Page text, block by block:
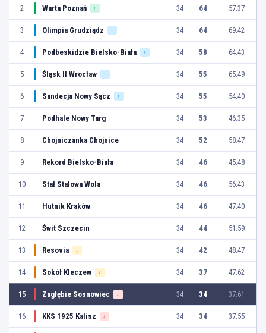
2 Warta Poznań ↑ 34 64 57:37
3 Olimpia Grudziądz ↑ 34 64 69:42
4 Podbeskidzie Bielsko-Biała ↑ 34 58 64:43
5 Śląsk II Wrocław ↑ 34 55 65:49
6 Sandecja Nowy Sącz ↑ 34 55 54:40
7 Podhale Nowy Targ 34 53 46:35
8 Chojniczanka Chojnice 34 52 58:47
9 Rekord Bielsko-Biała 34 46 45:48
10 Stal Stalowa Wola 34 46 56:43
11 Hutnik Kraków 34 46 47:40
12 Świt Szczecin 34 44 51:59
13 Resovia ↓ 34 42 48:47
14 Sokół Kleczew ↓ 34 37 47:62
15 Zagłębie Sosnowiec ↓ 34 34 37:61
16 KKS 1925 Kalisz ↓ 34 34 37:55